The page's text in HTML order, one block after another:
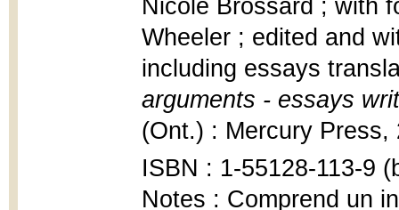
Nicole Brossard ; with
Wheeler ; edited and
including essays
arguments - essays
(Ont.) : Mercury
ISBN : 1-55128-113-9
Notes : Comprend un